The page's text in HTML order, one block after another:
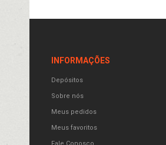
INFORMAÇÕES
Depósitos
Sobre nós
Meus pedidos
Meus favoritos